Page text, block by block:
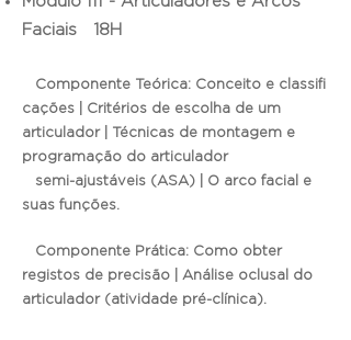
Faciais 18H
Componente Teórica: Conceito e classifi
cações | Critérios de escolha de um
articulador | Técnicas de montagem e
programação do articulador
semi-ajustáveis (ASA) | O arco facial e
suas funções.
Componente Prática: Como obter
registos de precisão | Análise oclusal do
articulador (atividade pré-clínica).